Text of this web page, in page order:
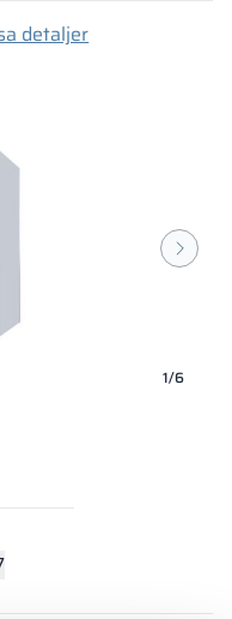
detaljer
1/6